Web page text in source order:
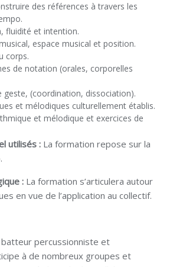
des références à travers les
fluidité et intention.
espace musical et position.
corps.
de notation (orales, corporelles
geste, (coordination, dissociation).
et mélodiques culturellement établis.
et mélodique et exercices de
utilisés : La formation repose sur la
: La formation s’articulera autour
en vue de l’application au collectif.
percussionniste et
à de nombreux groupes et